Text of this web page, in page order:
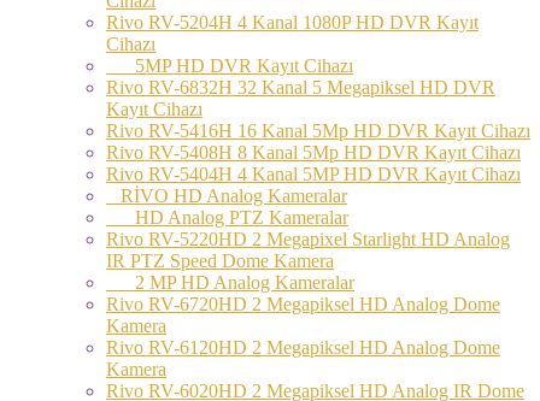
Rivo RV-5204H 4 Kanal 1080P HD DVR Kayıt
Cihazı
5MP HD DVR Kayıt Cihazı
Rivo RV-6832H 32 Kanal 5 Megapiksel HD DVR
Kayıt Cihazı
Rivo RV-5416H 16 Kanal 5Mp HD DVR Kayıt Cihazı
Rivo RV-5408H 8 Kanal 5Mp HD DVR Kayıt Cihazı
Rivo RV-5404H 4 Kanal 5MP HD DVR Kayıt Cihazı
RİVO HD Analog Kameralar
HD Analog PTZ Kameralar
Rivo RV-5220HD 2 Megapixel Starlight HD Analog
IR PTZ Speed Dome Kamera
2 MP HD Analog Kameralar
Rivo RV-6720HD 2 Megapiksel HD Analog Dome
Kamera
Rivo RV-6120HD 2 Megapiksel HD Analog Dome
Kamera
Rivo RV-6020HD 2 Megapiksel HD Analog IR Dome